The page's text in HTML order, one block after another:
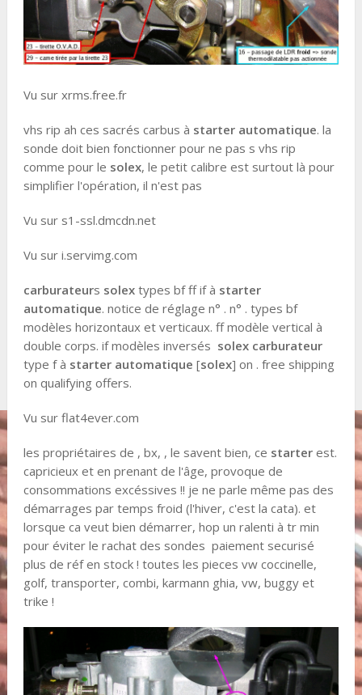
Vu sur xrms.free.fr
vhs rip ah ces sacrés carbus à starter automatique. la
sonde doit bien fonctionner pour ne pas s vhs rip
comme pour le solex, le petit calibre est surtout là pour
simplifier l'opération, il n'est pas
Vu sur s1-ssl.dmcdn.net
Vu sur i.servimg.com
carburateurs solextypes bf ff if à starter
automatique. notice de réglage n° . n° . types bf
modèles horizontaux et verticaux. ff modèle vertical à
double corps. if modèles inversés solex carburateur
type f à starter automatique [solex] on . free shipping
on qualifying offers.
Vu sur flat4ever.com
les propriétaires de , bx, , le savent bien, ce starterest.
capricieux et en prenant de l'âge, provoque de
consommations excéssives !! je ne parle même pas des
démarrages par temps froid (l'hiver, c'est la cata). et
lorsque ca veut bien démarrer, hop un ralenti à tr min
pour éviter le rachat des sondes paiement securisé
plus de réf en stock ! toutes les pieces vw coccinelle,
golf, transporter, combi, karmann ghia, vw, buggy et
trike !